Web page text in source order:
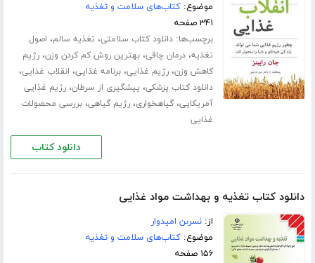
موضوع:کتاب‌های سلامت و تغذیه
۳۴۱ صفحه
برچسب‌ها:دانلود کتاب سلامتی، تغذیه سالم، اصول
تغذیه،درمان چاقی،بهترین روش کم کردن وزن،رژیم
کاهش وزن،رژیم غذایی،برنامه غذایی، انقلاب غذایی،
دانلود کتاب پزشکی، پیشگیری از سرطان،رژیم غذایی
آمریکایی،گیاهخواری،رژیم گیاهی،بررسی محصولات
غذایی
دانلود کتاب
دانلود کتاب تغذیه و بهداشت مواد غذایی
از:نسرىن امیدوار
موضوع:کتاب‌های سلامت و تغذیه
۱۵۶ صفحه